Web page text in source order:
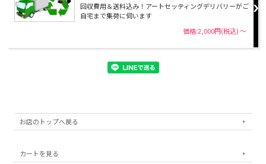
回収費用＆送料込み！アートセッティングデリバリーがご
自宅まで集荷に伺います
価格:2,000円(税込)～
お店のトップへ戻る
カートを見る